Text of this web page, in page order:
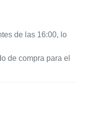
de las 16:00, lo
de compra para el